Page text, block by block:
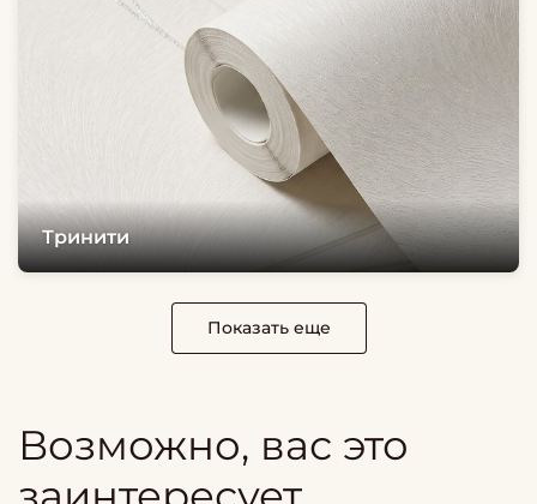
Тринити
Показать еще
Возможно, вас это